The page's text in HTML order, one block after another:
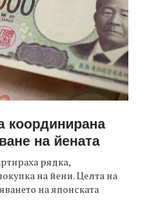
на йената
рядка,
на йени. Целта на
на японската